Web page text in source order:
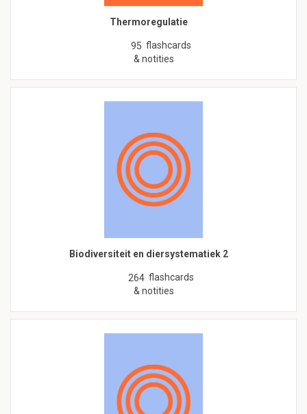
Thermoregulatie
95 flashcards
& notities
Biodiversiteit en diersystematiek 2
264 flashcards
& notities